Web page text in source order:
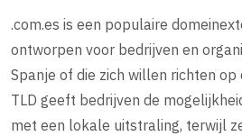
.com.es is een populaire
ontworpen voor bedrijven en
Spanje of die zich willen richten op
TLD geeft bedrijven de
met een lokale uitstraling, terwijl